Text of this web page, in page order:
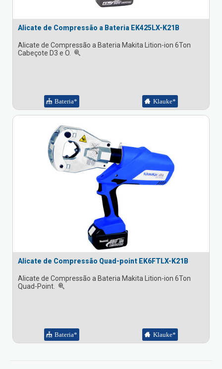
Alicate de Compressão a Bateria EK425LX-K21B
Alicate de Compressão a Bateria Makita Lition-ion 6Ton
Cabeçote D3 e O.
Bateria* Klauke*
Alicate de Compressão Quad-point EK6FTLX-K21B
Alicate de Compressão a Bateria Makita Lition-ion 6Ton
Quad-Point.
Bateria* Klauke*